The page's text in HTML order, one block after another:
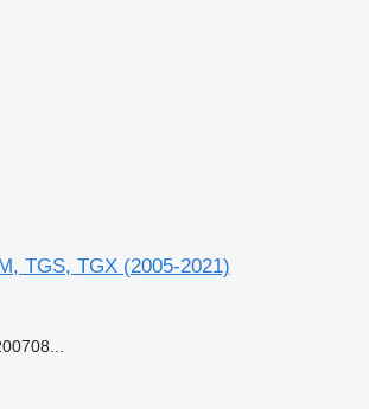
TGS, TGX (2005-2021)